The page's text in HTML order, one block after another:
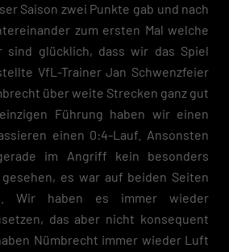
Saison zwei Punkte gab und nach
zum ersten Mal welche
sind glücklich, dass wir das Spiel
VfL-Trainer Jan Schwenzfeier
über weite Strecken ganz gut
Führung haben wir einen
einen 0:4-Lauf. Ansonsten
im Angriff kein besonders
es war auf beiden Seiten
Wir haben es immer wieder
das aber nicht konsequent
Nümbrecht immer wieder Luft